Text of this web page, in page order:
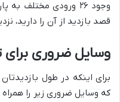
وجود ۲۶ ورودی مختلف
قصد بازدید از آن را دارید،
وسایل ضروری برای
برای اینکه در طول
که وسایل ضروری زیر را